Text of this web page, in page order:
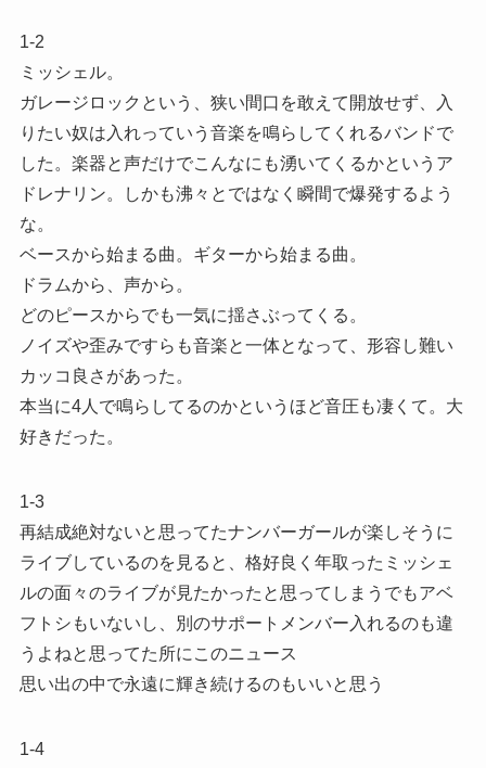
1-2
ミッシェル。
ガレージロックという、狭い間口を敢えて開放せず、入
りたい奴は入れっていう音楽を鳴らしてくれるバンドで
した。楽器と声だけでこんなにも湧いてくるかというア
ドレナリン。しかも沸々とではなく瞬間で爆発するよう
な。
ベースから始まる曲。ギターから始まる曲。
ドラムから、声から。
どのピースからでも一気に揺さぶってくる。
ノイズや歪みですらも音楽と一体となって、形容し難い
カッコ良さがあった。
本当に4人で鳴らしてるのかというほど音圧も凄くて。大
好きだった。
1-3
再結成絶対ないと思ってたナンバーガールが楽しそうに
ライブしているのを見ると、格好良く年取ったミッシェ
ルの面々のライブが見たかったと思ってしまうでもアベ
フトシもいないし、別のサポートメンバー入れるのも違
うよねと思ってた所にこのニュース
思い出の中で永遠に輝き続けるのもいいと思う
1-4